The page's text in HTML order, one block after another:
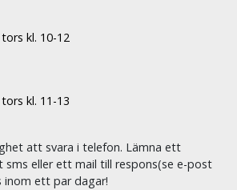
kl. 10-12
kl. 11-13
att svara i telefon. Lämna ett
sms eller ett mail till respons(se e-post
inom ett par dagar!